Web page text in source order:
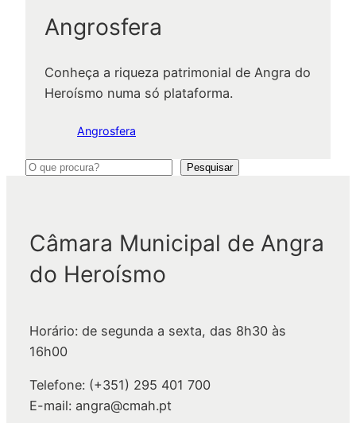
Angrosfera
Conheça a riqueza patrimonial de Angra do
Heroísmo numa só plataforma.
Angrosfera
P
u
Pesquisar
Câmara Municipal de Angra
do Heroísmo
Horário: de segunda a sexta, das 8h30 às
16h00
Telefone: (+351) 295 401 700
E-mail: angra@cmah.pt